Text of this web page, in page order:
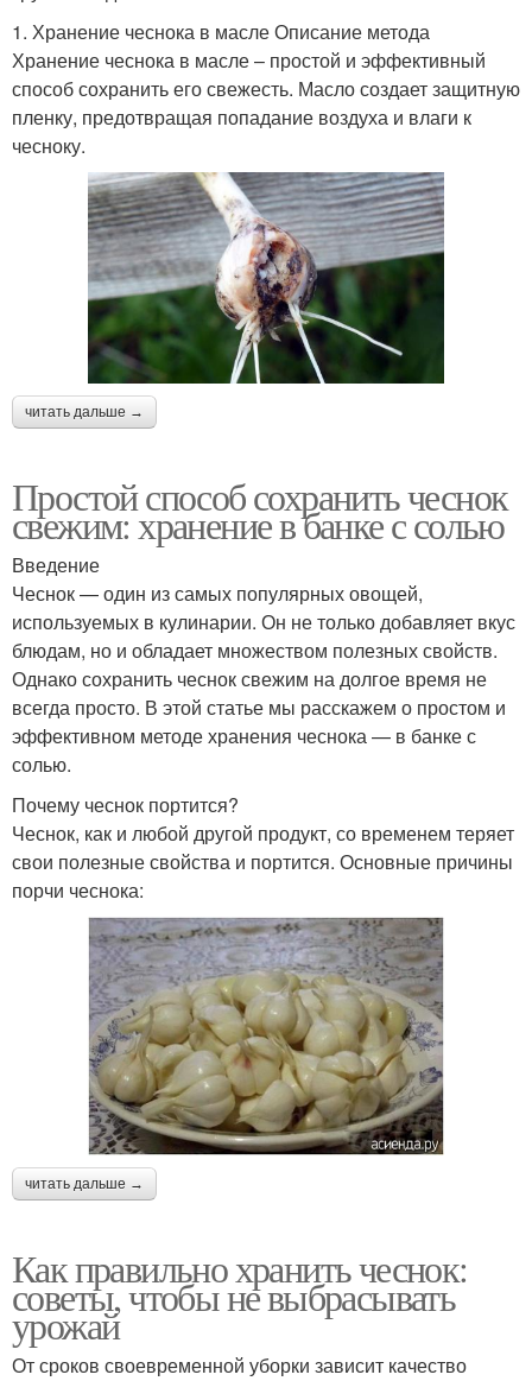
1. Хранение чеснока в масле Описание метода
Хранение чеснока в масле – простой и эффективный
способ сохранить его свежесть. Масло создает защитную
пленку, предотвращая попадание воздуха и влаги к
чесноку.
читать дальше →
Простой способ сохранить чеснок
свежим: хранение в банке с солью
Введение
Чеснок — один из самых популярных овощей,
используемых в кулинарии. Он не только добавляет вкус
блюдам, но и обладает множеством полезных свойств.
Однако сохранить чеснок свежим на долгое время не
всегда просто. В этой статье мы расскажем о простом и
эффективном методе хранения чеснока — в банке с
солью.
Почему чеснок портится?
Чеснок, как и любой другой продукт, со временем теряет
свои полезные свойства и портится. Основные причины
порчи чеснока:
читать дальше →
Как правильно хранить чеснок:
советы, чтобы не выбрасывать
урожай
От сроков своевременной уборки зависит качество